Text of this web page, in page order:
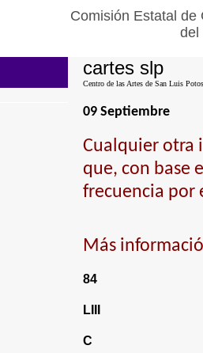
Comisión Estatal de
del
cartes slp
Centro de las Artes de San Luis
09 Septiembre
Cualquier otra
que, con base
frecuencia por
Más
84
LIII
C